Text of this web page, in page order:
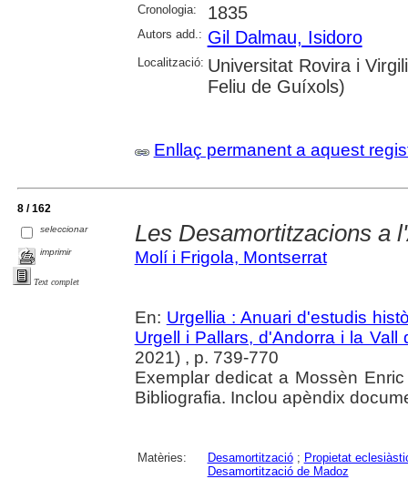
Cronologia: 1835
Autors add.: Gil Dalmau, Isidoro
Localització: Universitat Rovira i
Feliu de Guíxols)
Enllaç permanent a aquest
8 / 162
seleccionar
imprimir
Text complet
Les Desamortitzacions a
Molí i Frigola, Montserrat
En: Urgellia : Anuari d'estudis
Urgell i Pallars, d'Andorra i la Vall
2021) , p. 739-770
Exemplar dedicat a Mossèn
Bibliografia. Inclou apèndix
Matèries: Desamortització; Propietat
Desamortització de Madoz